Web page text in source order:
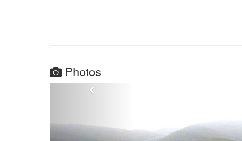
Photos